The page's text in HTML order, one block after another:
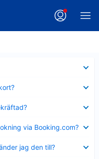
via Booking.com?
jag den till?